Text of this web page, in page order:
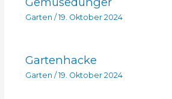
Garten / 19. Oktober 2024
Gartenhacke
Garten / 19. Oktober 2024